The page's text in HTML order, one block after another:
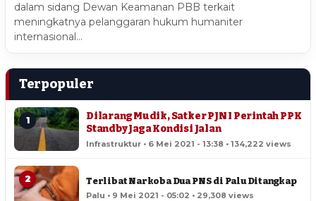
dalam sidang Dewan Keamanan PBB terkait
meningkatnya pelanggaran hukum humaniter
internasional…
Terpopuler
1
Dilarang Mudik, Satker PJN I Perintah PPK
Standby Jaga Kondisi Jalan
Infrastruktur • 6 Mei 2021 - 13:38 • 134,222 views
2 Terlibat Narkoba Dua PNS di Palu Ditangkap
Palu • 9 Mei 2021 - 05:02 • 29,308 views